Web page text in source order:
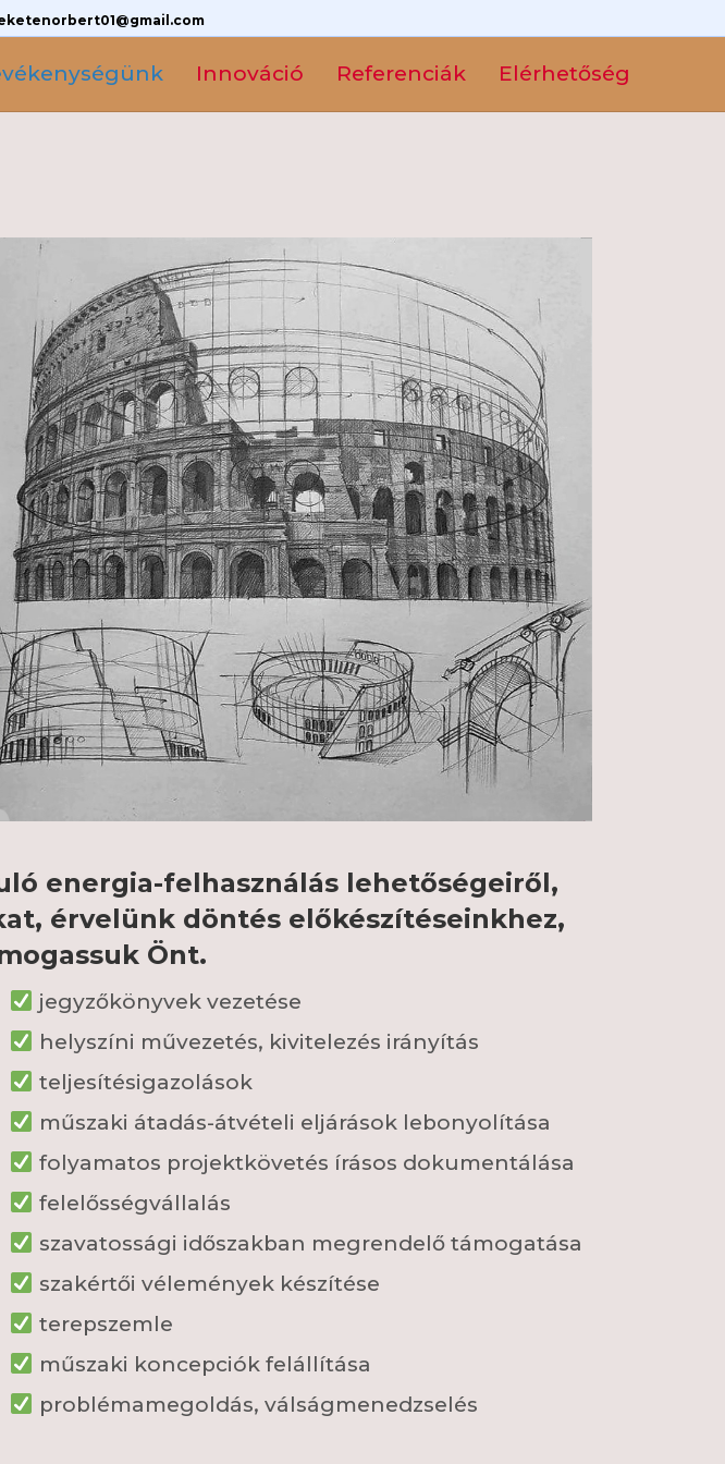
Innováció Referenciák Elérhetőség
energia-felhasználás lehetőségeiről,
érvelünk döntés előkészítéseinkhez,
Önt.
jegyzőkönyvek vezetése
helyszíni művezetés, kivitelezés irányítás
teljesítésigazolások
műszaki átadás-átvételi eljárások lebonyolítása
folyamatos projektkövetés írásos dokumentálása
felelősségvállalás
szavatossági időszakban megrendelő támogatása
szakértői vélemények készítése
terepszemle
műszaki koncepciók felállítása
problémamegoldás, válságmenedzselés